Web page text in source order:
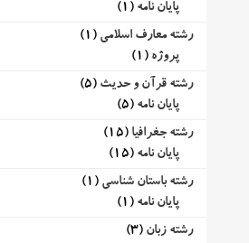
پایان نامه (1)
رشته معارف اسلامی (1)
پروژه (1)
رشته قرآن و حدیث (5)
پایان نامه (5)
رشته جغرافیا (15)
پایان نامه (15)
رشته باستان شناسی (1)
پایان نامه (1)
رشته زبان (3)